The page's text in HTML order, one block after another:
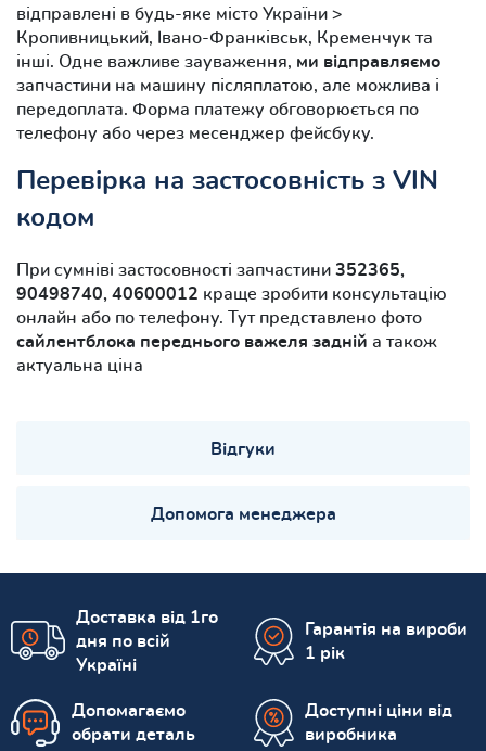
відправлені в будь-яке місто України >
Кропивницький, Івано-Франківськ, Кременчук та
інші. Одне важливе зауваження, ми відправляємо
запчастини на машину післяплатою, але можлива і
передоплата. Форма платежу обговорюється по
телефону або через месенджер фейсбуку.
Перевірка на застосовність з VIN
кодом
При сумніві застосовності запчастини 352365,
90498740, 40600012 краще зробити консультацію
онлайн або по телефону. Тут представлено фото
сайлентблока переднього важеля задній а також
актуальна ціна
Відгуки
Допомога менеджера
Доставка від 1го
дня по всій
Україні
Гарантія на вироби
1 рік
Допомагаємо
обрати деталь
Доступні ціни від
виробника